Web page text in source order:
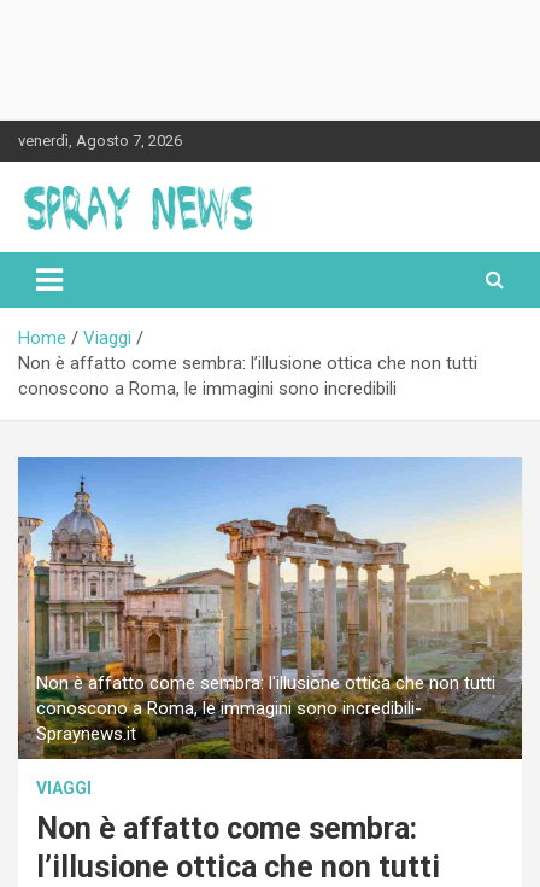
to
content
venerdì, Agosto 7, 2026
Spraynews.it
Home
Viaggi
Non è affatto come sembra: l’illusione ottica che non tutti
conoscono a Roma, le immagini sono incredibili
Non è affatto come sembra: l'illusione ottica che non tutti
conoscono a Roma, le immagini sono incredibili-
Spraynews.it
VIAGGI
Non è affatto come sembra:
l’illusione ottica che non tutti